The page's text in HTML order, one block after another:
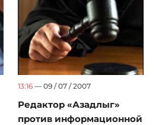
13:16 — 09 / 07 / 2007
Редактор «Азадлыг»
против информационной